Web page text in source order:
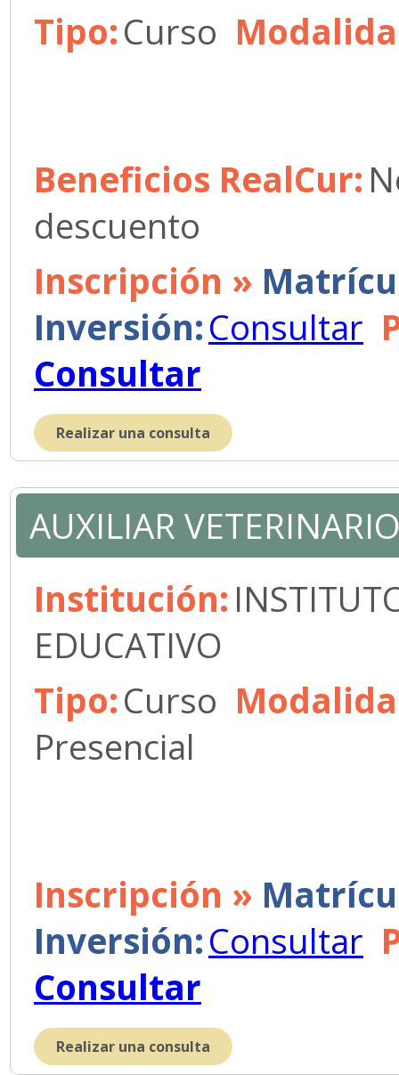
Tipo:Curso
Beneficios RealCur:
descuento
Inscripción »
Inversión:Consultar
Consultar
Realizar una consulta
AUXILIAR
Institución:
EDUCATIVO
Tipo:Curso
Presencial
Inscripción »
Inversión:Consultar
Consultar
Realizar una consulta